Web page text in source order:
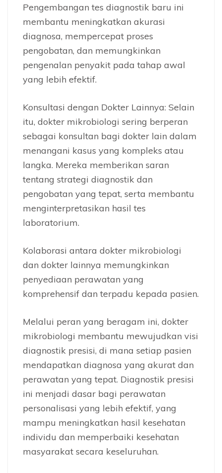
Pengembangan tes diagnostik baru ini
membantu meningkatkan akurasi
diagnosa, mempercepat proses
pengobatan, dan memungkinkan
pengenalan penyakit pada tahap awal
yang lebih efektif.
Konsultasi dengan Dokter Lainnya: Selain
itu, dokter mikrobiologi sering berperan
sebagai konsultan bagi dokter lain dalam
menangani kasus yang kompleks atau
langka. Mereka memberikan saran
tentang strategi diagnostik dan
pengobatan yang tepat, serta membantu
menginterpretasikan hasil tes
laboratorium.
Kolaborasi antara dokter mikrobiologi
dan dokter lainnya memungkinkan
penyediaan perawatan yang
komprehensif dan terpadu kepada pasien.
Melalui peran yang beragam ini, dokter
mikrobiologi membantu mewujudkan visi
diagnostik presisi, di mana setiap pasien
mendapatkan diagnosa yang akurat dan
perawatan yang tepat. Diagnostik presisi
ini menjadi dasar bagi perawatan
personalisasi yang lebih efektif, yang
mampu meningkatkan hasil kesehatan
individu dan memperbaiki kesehatan
masyarakat secara keseluruhan.